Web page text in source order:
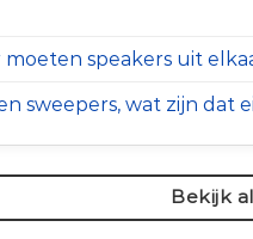
moeten speakers uit
sweepers, wat zijn dat
Bekijk